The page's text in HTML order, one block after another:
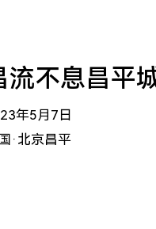
流不息昌平
年5月7日
·北京昌平